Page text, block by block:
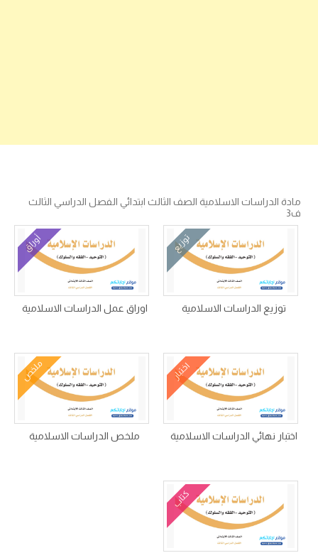
مادة الدراسات الاسلامية الصف الثالث ابتدائي الفصل الدراسي الثالث
ف3
توزيع
توزيع الدراسات الاسلامية
أوراق
اوراق عمل الدراسات الاسلامية
اختبار
اختبار نهائي الدراسات الاسلامية
ملخص
ملخص الدراسات الاسلامية
كتاب